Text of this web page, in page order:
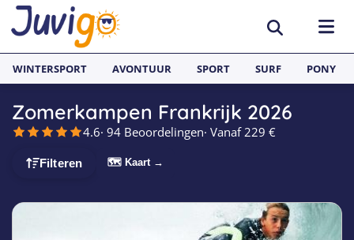
BESTEMMINGEN
België
SURFKAMPEN
TAALVAKANTIES
WINTERSPORT AVONTUUR SPORT SURF PONY
Zomerkampen Frankrijk 2026
4.6· 94 Beoordelingen· Vanaf 229 €
Filteren 🗺 Kaart →